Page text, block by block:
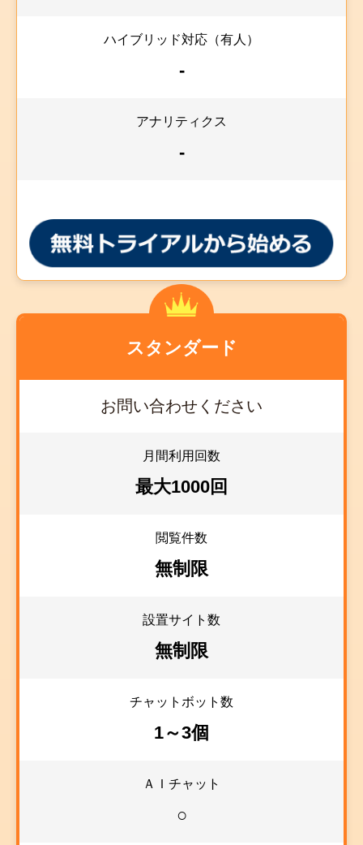
ハイブリッド対応（有人）
-
アナリティクス
-
スタンダード
お問い合わせください
月間利用回数
最大1000回
閲覧件数
無制限
設置サイト数
無制限
チャットボット数
1～3個
ＡＩチャット
○